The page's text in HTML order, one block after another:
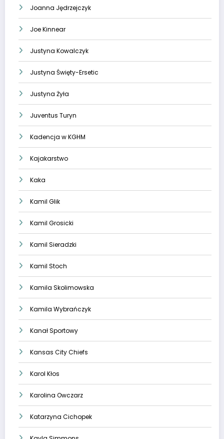
Joanna Jędrzejczyk
Joe Kinnear
Justyna Kowalczyk
Justyna Święty-Ersetic
Justyna Żyła
Juventus Turyn
Kadencja w KGHM
Kajakarstwo
Kaka
Kamil Glik
Kamil Grosicki
Kamil Sieradzki
Kamil Stoch
Kamila Skolimowska
Kamila Wybrańczyk
Kanał Sportowy
Kansas City Chiefs
Karol Kłos
Karolina Owczarz
Katarzyna Cichopek